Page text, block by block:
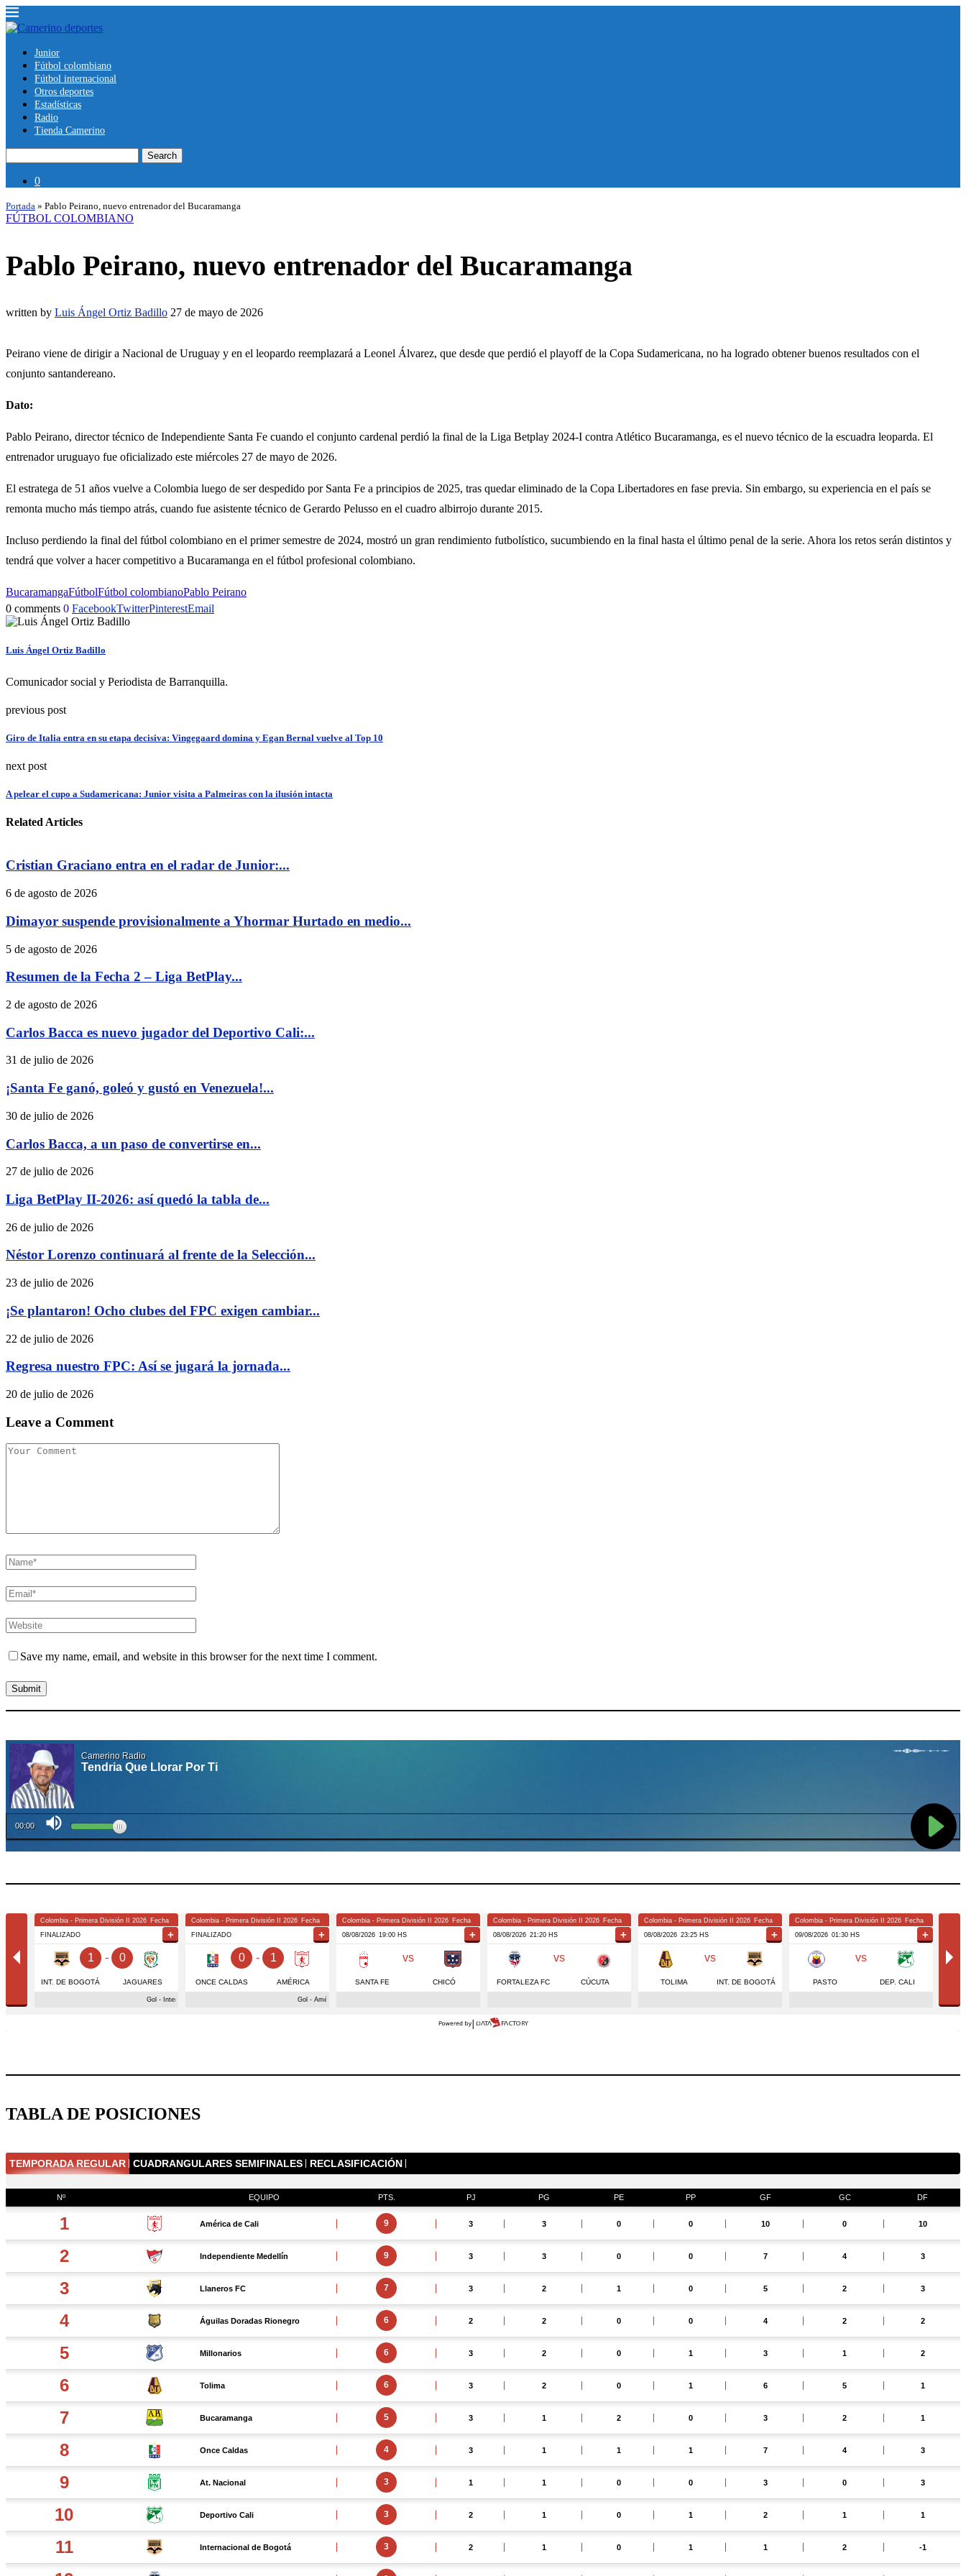
Junior
Fútbol colombiano
Fútbol internacional
Otros deportes
Estadísticas
Radio
Tienda Camerino
Search
0
Portada » Pablo Peirano, nuevo entrenador del Bucaramanga
FÚTBOL COLOMBIANO
Pablo Peirano, nuevo entrenador del Bucaramanga
written by Luis Ángel Ortiz Badillo 27 de mayo de 2026
Peirano viene de dirigir a Nacional de Uruguay y en el leopardo reemplazará a Leonel Álvarez, que desde que perdió el playoff de la Copa Sudamericana, no ha logrado obtener buenos resultados con el
conjunto santandereano.
Dato:
Pablo Peirano, director técnico de Independiente Santa Fe cuando el conjunto cardenal perdió la final de la Liga Betplay 2024-I contra Atlético Bucaramanga, es el nuevo técnico de la escuadra leoparda. El
entrenador uruguayo fue oficializado este miércoles 27 de mayo de 2026.
El estratega de 51 años vuelve a Colombia luego de ser despedido por Santa Fe a principios de 2025, tras quedar eliminado de la Copa Libertadores en fase previa. Sin embargo, su experiencia en el país se
remonta mucho más tiempo atrás, cuando fue asistente técnico de Gerardo Pelusso en el cuadro albirrojo durante 2015.
Incluso perdiendo la final del fútbol colombiano en el primer semestre de 2024, mostró un gran rendimiento futbolístico, sucumbiendo en la final hasta el último penal de la serie. Ahora los retos serán distintos y
tendrá que volver a hacer competitivo a Bucaramanga en el fútbol profesional colombiano.
BucaramangaFútbolFútbol colombianoPablo Peirano
0 comments 0 FacebookTwitterPinterestEmail
Luis Ángel Ortiz Badillo
Comunicador social y Periodista de Barranquilla.
previous post
Giro de Italia entra en su etapa decisiva: Vingegaard domina y Egan Bernal vuelve al Top 10
next post
A pelear el cupo a Sudamericana: Junior visita a Palmeiras con la ilusión intacta
Related Articles
Cristian Graciano entra en el radar de Junior:...
6 de agosto de 2026
Dimayor suspende provisionalmente a Yhormar Hurtado en medio...
5 de agosto de 2026
Resumen de la Fecha 2 – Liga BetPlay...
2 de agosto de 2026
Carlos Bacca es nuevo jugador del Deportivo Cali:...
31 de julio de 2026
¡Santa Fe ganó, goleó y gustó en Venezuela!...
30 de julio de 2026
Carlos Bacca, a un paso de convertirse en...
27 de julio de 2026
Liga BetPlay II-2026: así quedó la tabla de...
26 de julio de 2026
Néstor Lorenzo continuará al frente de la Selección...
23 de julio de 2026
¡Se plantaron! Ocho clubes del FPC exigen cambiar...
22 de julio de 2026
Regresa nuestro FPC: Así se jugará la jornada...
20 de julio de 2026
Leave a Comment
Save my name, email, and website in this browser for the next time I comment.
TABLA DE POSICIONES